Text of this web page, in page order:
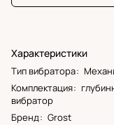
Характеристики
Тип вибратора:
Комплектация:
вибратор
Бренд: Grost